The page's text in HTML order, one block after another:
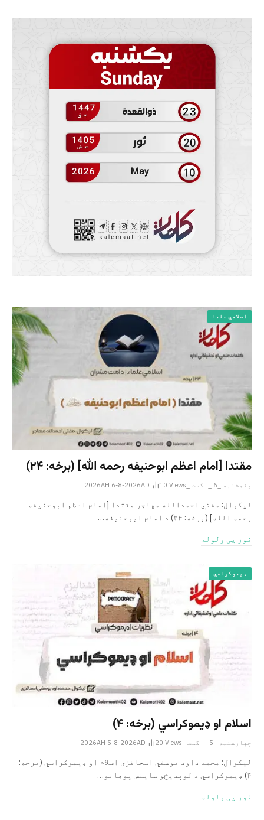
اسلامي علما
مقتدا [امام اعظم ابوحنیفه رحمه الله‎] (برخه: ۲۴)
پنجشنبه _6 _اگست _2026AH 6-8-2026AD 10 Views
لیکوال: مفتي احمدالله مهاجر مقتدا [امام اعظم ابوحنیفه
رحمه الله‎] (برخه: ۲۴) د امام ابوحنيفه…
نور یی ولوله
ډیموکراسي
اسلام او ډیموکراسي (برخه: ۴)
چهارشنبه _5 _اگست _2026AH 5-8-2026AD 20 Views
لیکوال: محمد داود یوسفي اسحاقزی اسلام او ډیموکراسي (برخه:
۴) ډیموکراسي د لوېدیځو ساینس پوهانو…
نور یی ولوله